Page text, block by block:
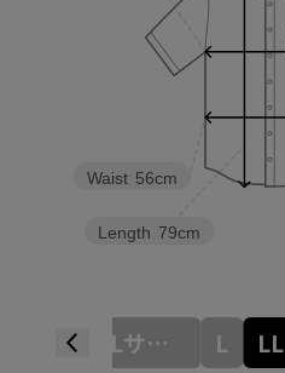
Length 79cm
Waist 56cm
Mサイズ Lサイズ L LL